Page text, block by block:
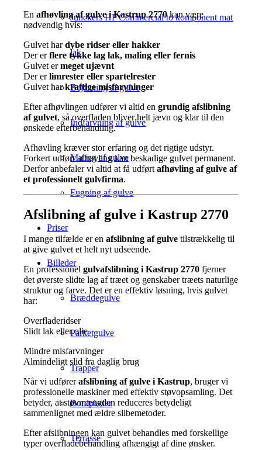
Junckers HP Commercial to komponent mat
lak
Bejdsning af gulve
Indfarvning af gulve
Maling af gulve
Fugning af gulve
Priser
Billeder
Bræddegulve
Parketgulve
Trapper
Bordplader
Terrasse
Enafhøvling af gulve i Kastrup 2770kan være
nødvendig hvis:
Gulvet hardybe ridser eller hakker
Der erflere tykke lag lak, maling eller fernis
Gulvet ermeget ujævnt
Der erlimrester eller spartelrester
Gulvet harkraftige misfarvninger
Efter afhøvlingen udfører vi altid engrundig afslibning
af gulvet, så overfladen bliver helt jævn og klar til den
ønskede efterbehandling.
Afhøvling kræver stor erfaring og det rigtige udstyr.
Forkert udført afhøvling kan beskadige gulvet permanent.
Derfor anbefaler vi altid at få udførtafhøvling af gulve af
et professionelt gulvfirma.
Afslibning af gulve i Kastrup 2770
I mange tilfælde er enafslibning af gulve tilstrækkelig til
at give gulvet et helt nyt udseende.
En professionelgulvafslibning i Kastrup 2770 fjerner
det øverste slidte lag af træet og genskaber træets naturlige
struktur og farve. Det er en effektiv løsning, hvis gulvet
har:
Overfladeridser
Slidt lak eller olie
Mindre misfarvninger
Almindeligt slid fra daglig brug
Når vi udførerafslibning af gulve i Kastrup, bruger vi
professionelle maskiner med effektiv støvopsamling. Det
betyder, at støvmængden reduceres betydeligt
sammenlignet med ældre slibemetoder.
Efter afslibningen kan gulvet behandles med forskellige
typer overfladebehandling afhængigt af dine ønsker.